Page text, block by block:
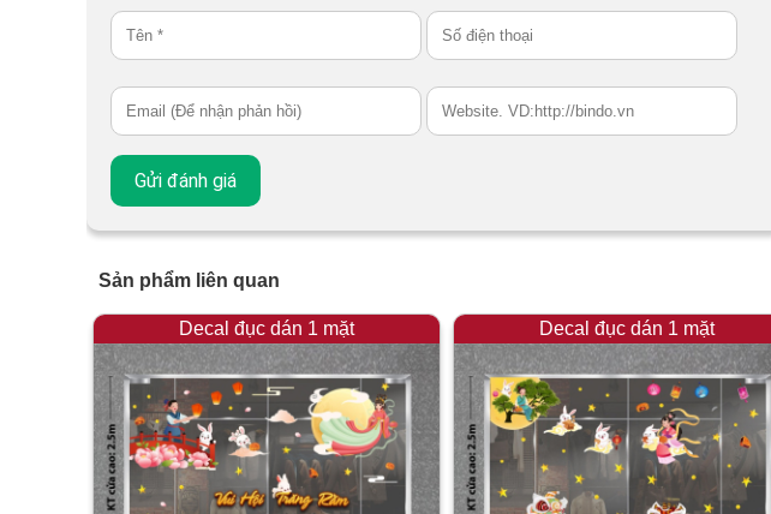
Sản phẩm liên quan
Decal đục dán 1 mặt Decal đục dán 1 mặt